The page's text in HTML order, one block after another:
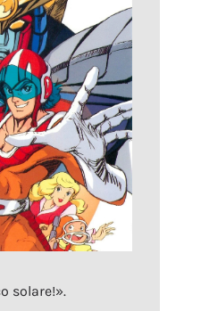
solare!».